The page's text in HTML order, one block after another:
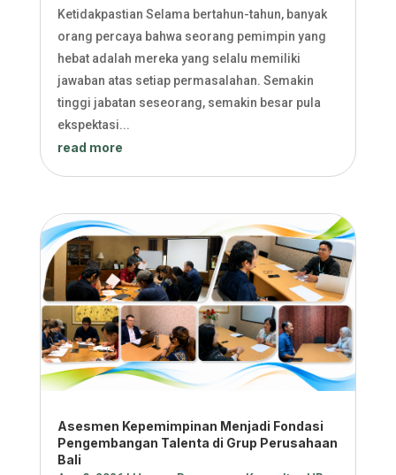
Ketidakpastian Selama bertahun-tahun, banyak
orang percaya bahwa seorang pemimpin yang
hebat adalah mereka yang selalu memiliki
jawaban atas setiap permasalahan. Semakin
tinggi jabatan seseorang, semakin besar pula
ekspektasi...
read more
Asesmen Kepemimpinan Menjadi Fondasi
Pengembangan Talenta di Grup Perusahaan
Bali